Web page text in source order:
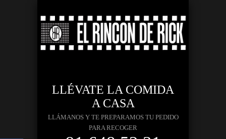
LLÉVATE LA COMIDA
A CASA
LLÁMANOS Y TE PREPARAMOS TU PEDIDO
PARA RECOGER